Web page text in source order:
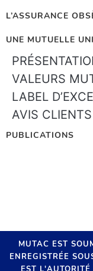
L’ASSURANCE
UNE MUTUELLE
VALEURS
LABEL
AVIS CLIENTS
PUBLICATIONS
MUTAC EST
ENREGISTRÉE